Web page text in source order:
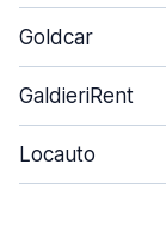
Goldcar
GaldieriRent
Locauto